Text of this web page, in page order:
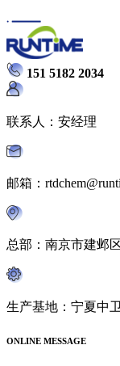
151 5182 2034
联系人：安经理
邮箱：
总部：南京市建邺
生产基地：宁夏中
ONLINE MESSAGE